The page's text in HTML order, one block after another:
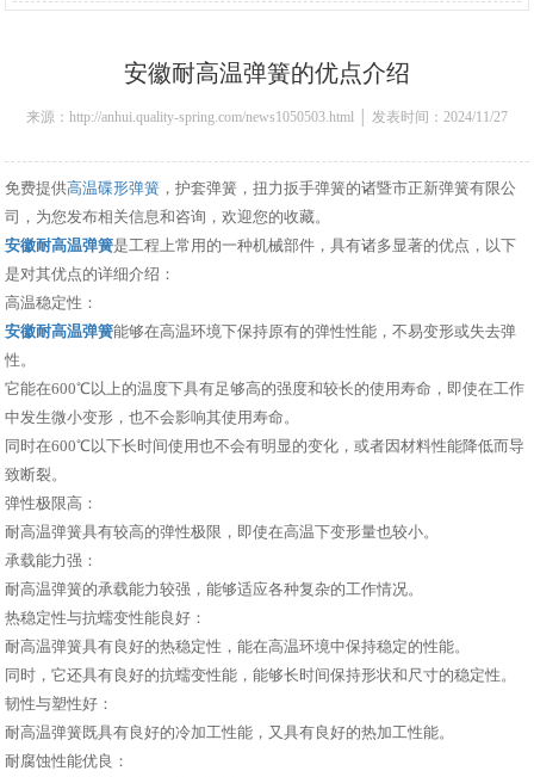
安徽耐高温弹簧的优点介绍
来源：http://anhui.quality-spring.com/news1050503.html │ 发表时间：2024/11/27
免费提供高温碟形弹簧 ，护套弹簧，扭力扳手弹簧的诸暨市正新弹簧有限公
司，为您发布相关信息和咨询，欢迎您的收藏。
安徽耐高温弹簧是工程上常用的一种机械部件，具有诸多显著的优点，以下
是对其优点的详细介绍：
高温稳定性：
安徽耐高温弹簧能够在高温环境下保持原有的弹性性能，不易变形或失去弹
性。
它能在600℃以上的温度下具有足够高的强度和较长的使用寿命，即使在工作
中发生微小变形，也不会影响其使用寿命。
同时在600℃以下长时间使用也不会有明显的变化，或者因材料性能降低而导
致断裂。
弹性极限高：
耐高温弹簧具有较高的弹性极限，即使在高温下变形量也较小。
承载能力强：
耐高温弹簧的承载能力较强，能够适应各种复杂的工作情况。
热稳定性与抗蠕变性能良好：
耐高温弹簧具有良好的热稳定性，能在高温环境中保持稳定的性能。
同时，它还具有良好的抗蠕变性能，能够长时间保持形状和尺寸的稳定性。
韧性与塑性好：
耐高温弹簧既具有良好的冷加工性能，又具有良好的热加工性能。
耐腐蚀性能优良：